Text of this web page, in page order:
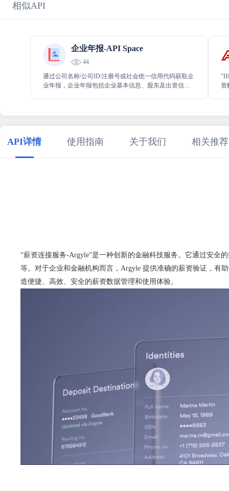
相似API
企业年报-API Space
44
通过公司名称/公司ID/注册号或社会统一信用代码获取企
业年报，企业年报包括企业基本信息、股东及出资信
资
API详情 使用指南 关于我们 相关推荐
“薪资连接服务-Argyle”是一种创新的金融科技服务。它通过安全
等。对于企业和金融机构而言，Argyle 提供准确的薪资验证，有
造便捷、高效、安全的薪资数据管理和使用体验。